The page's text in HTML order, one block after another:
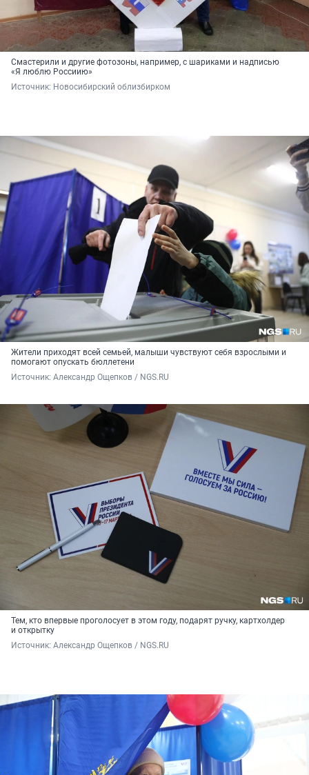
Смастерили и другие фотозоны, например, с шариками и надписью
«Я люблю Россиию»
Источник: Новосибирский облизбирком
Жители приходят всей семьей, малыши чувствуют себя взрослыми и
помогают опускать бюллетени
Источник: Александр Ощепков / NGS.RU
Тем, кто впервые проголосует в этом году, подарят ручку, картхолдер
и открытку
Источник: Александр Ощепков / NGS.RU